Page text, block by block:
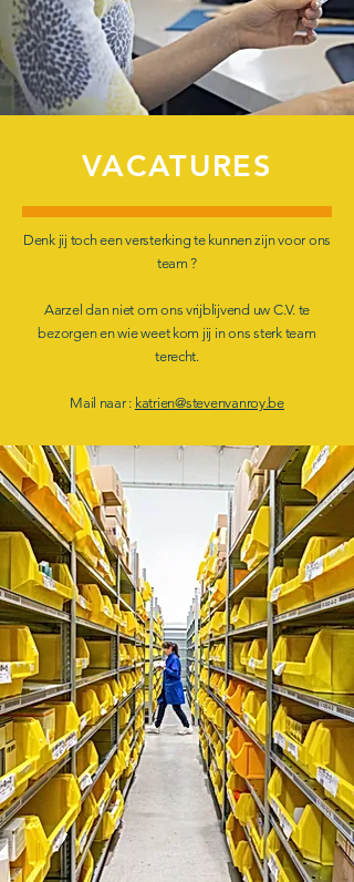
VACATURES
Denk jij toch een versterking te kunnen zijn voor ons
team ?
Aarzel dan niet om ons vrijblijvend uw C.V. te
bezorgen en wie weet kom jij in ons sterk team
terecht.
Mail naar : katrien@stevenvanroy.be